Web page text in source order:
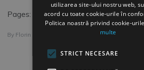
Pages: 2 3 4 5 6 7 8 9 10 11 12 13
By Florin Rau
utilizarea site-ului nostru web,
acord cu toate cookie-urile în
Politica noastră privind cookie-
multe
STRICT NECESARE